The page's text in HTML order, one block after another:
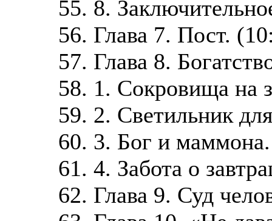
55. 8.
56. Глава 7. Пост.
57. Глава 8.
58. 1. Сокровища на
59. 2. Светильник
60. 3. Бог и
61. 4. Забота о
62. Глава 9. Суд